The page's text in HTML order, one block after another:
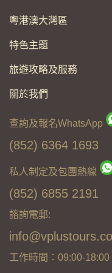
粵港澳大灣區
特色主題
旅遊攻略及服務
關於我們
查詢及報名WhatsApp
(852) 6364 1693
私人制定及包團熱線
(852) 6855 2191
諮詢電郵:
工作時間：09:00-18:00